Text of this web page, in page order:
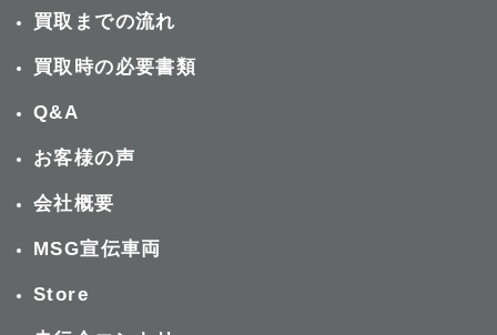
買取までの流れ
買取時の必要書類
Q&A
お客様の声
会社概要
MSG宣伝車両
Store